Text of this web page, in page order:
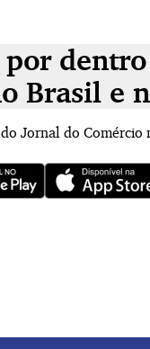
Brasil e
Jornal do Comércio